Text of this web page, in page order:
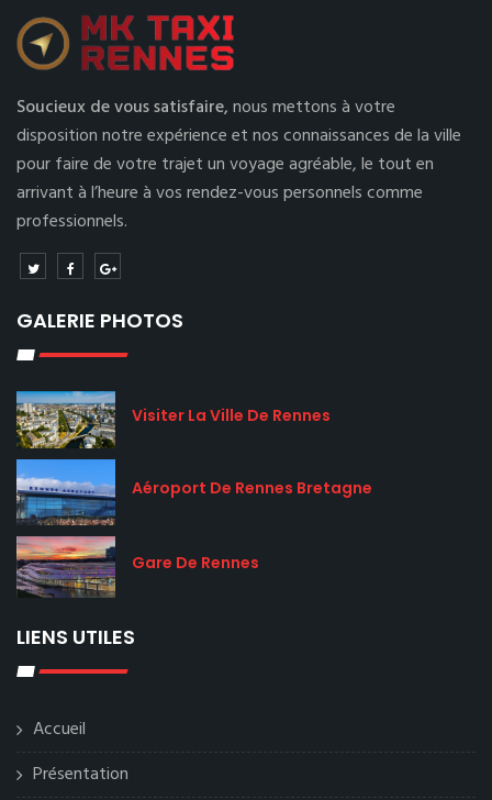
Soucieux de vous satisfaire,nous mettons à votre
disposition notre expérience et nos connaissances de la ville
pour faire de votre trajet un voyage agréable, le tout en
arrivant à l’heure à vos rendez-vous personnels comme
professionnels.
GALERIE PHOTOS
Visiter La Ville De Rennes
Aéroport De Rennes Bretagne
Gare De Rennes
LIENS UTILES
Accueil
Présentation